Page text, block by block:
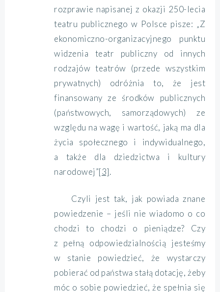
rozprawie napisanej z okazji 250-lecia
teatru publicznego w Polsce pisze: „Z
ekonomiczno-organizacyjnego punktu
widzenia teatr publiczny od innych
rodzajów teatrów (przede wszystkim
prywatnych) odróżnia to, że jest
finansowany ze środków publicznych
(państwowych, samorządowych) ze
względu na wagę i wartość, jaką ma dla
życia społecznego i indywidualnego,
a także dla dziedzictwa i kultury
narodowej”[3].
Czyli jest tak, jak powiada znane
powiedzenie – jeśli nie wiadomo o co
chodzi to chodzi o pieniądze? Czy
z pełną odpowiedzialnością jesteśmy
w stanie powiedzieć, że wystarczy
pobierać od państwa stałą dotację, żeby
móc o sobie powiedzieć, że spełnia się